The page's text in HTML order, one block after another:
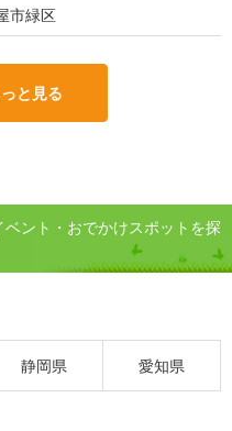
市緑区
と見る
ント・おでかけスポットを探
静岡県 愛知県